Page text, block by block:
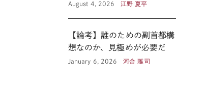
August 4, 2026 江野 夏平
【論考】誰のための副首都構
想なのか、見極めが必要だ
January 6, 2026 河合 雅司